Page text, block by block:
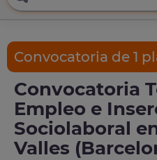
Convocatoria de 1
Convocatoria
Empleo e
Sociolaboral
Valles